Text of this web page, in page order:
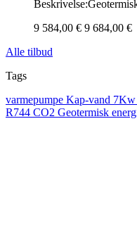
9 584,00 € 9 684,00 €
Alle tilbud
Tags
varmepumpe Kap-vand 7Kw
R744 CO2 Geotermisk